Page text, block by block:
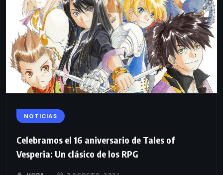
NOTICIAS
Celebramos el 16 aniversario de Tales of
Vesperia: Un clásico de los RPG